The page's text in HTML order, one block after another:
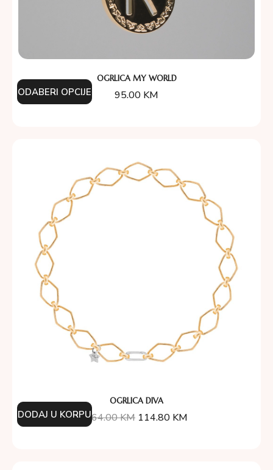
OGRLICA MY WORLD
95.00 KM
ODABERI OPCIJE
OGRLICA DIVA
164.00KM 114.80 KM
DODAJ U KORPU